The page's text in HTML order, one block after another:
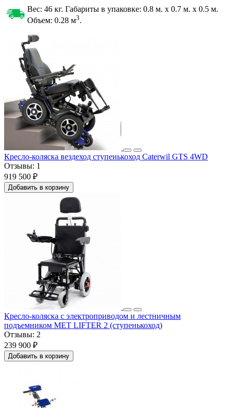
Вес: 46 кг. Габариты в упаковке: 0.8 м. x 0.7 м. x 0.5 м.
Объем: 0.28 м3.
Кресло-коляска вездеход ступенькоход Caterwil GTS 4WD
Отзывы: 1
919 500 ₽
Добавить в корзину
Кресло-коляска с электроприводом и лестничным
подъемником MET LIFTER 2 (ступенькоход)
Отзывы: 2
239 900 ₽
Добавить в корзину